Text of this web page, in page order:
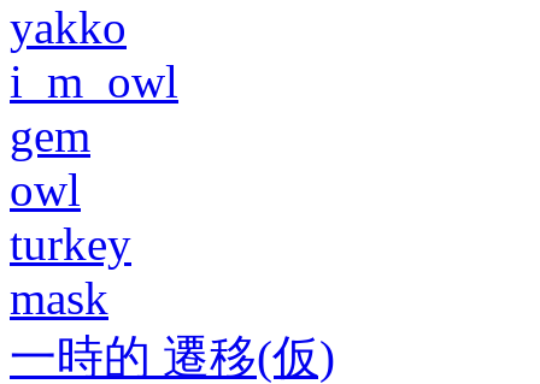
yakko
i_m_owl
gem
owl
turkey
mask
一時的 遷移(仮)